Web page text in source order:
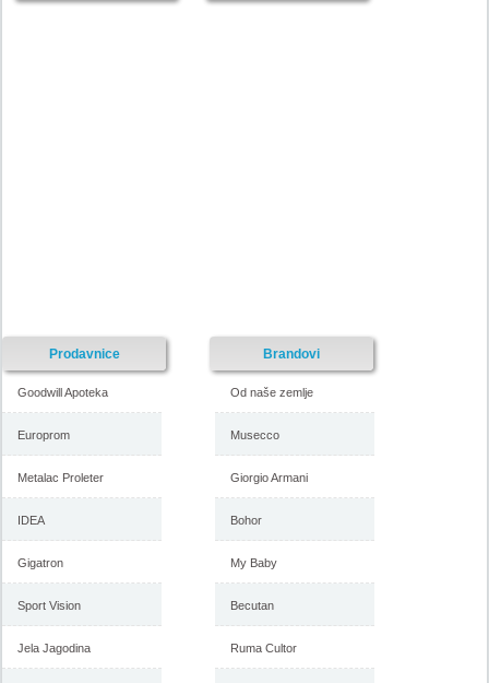
Prodavnice
Goodwill Apoteka
Europrom
Metalac Proleter
IDEA
Gigatron
Sport Vision
Jela Jagodina
Brandovi
Od naše zemlje
Musecco
Giorgio Armani
Bohor
My Baby
Becutan
Ruma Cultor